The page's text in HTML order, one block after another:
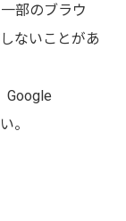
部のブラウ
ないことがあ
。